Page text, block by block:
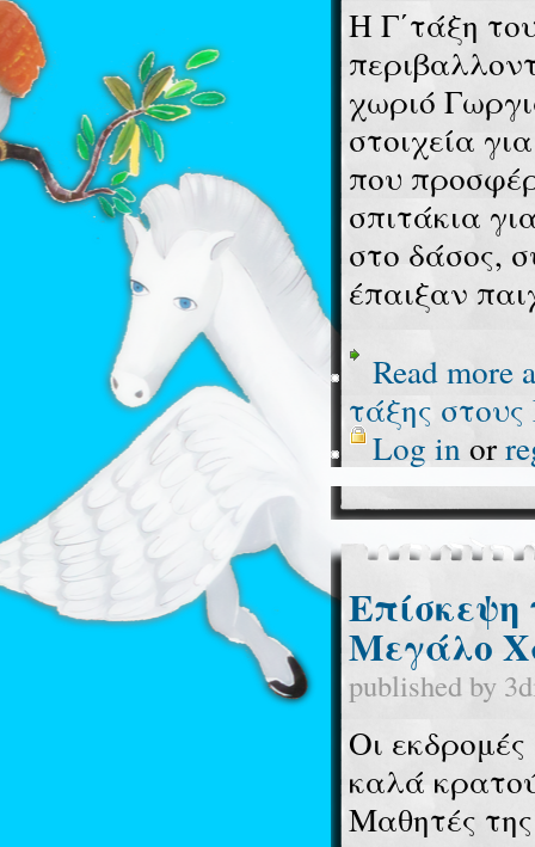
Η Γ΄τάξη
χωριό
στοιχεία
που
σπιτάκια
στο δάσος,
έπαιξαν
Read more
τάξης
Log inor
Επίσκεψη
Μεγάλο
published by
Οι
καλά
Μαθητές